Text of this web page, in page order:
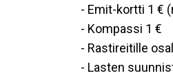
- Emit-kortti 1 €
- Kompassi 1 €
- Rastireitille
- Lasten